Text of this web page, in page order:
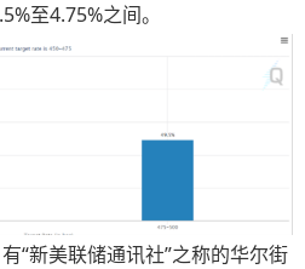
至4.75%之间。
“新美联储通讯社”之称的华尔街